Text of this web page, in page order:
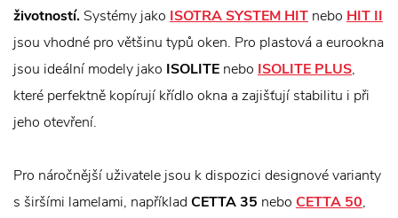
životností. Systémy jako ISOTRA SYSTEM HIT nebo HIT II
jsou vhodné pro většinu typů oken. Pro plastová a eurookna
jsou ideální modely jako ISOLITE nebo ISOLITE PLUS,
které perfektně kopírují křídlo okna a zajišťují stabilitu i při
jeho otevření.
Pro náročnější uživatele jsou k dispozici designové varianty
s širšími lamelami, například CETTA 35 nebo CETTA 50,